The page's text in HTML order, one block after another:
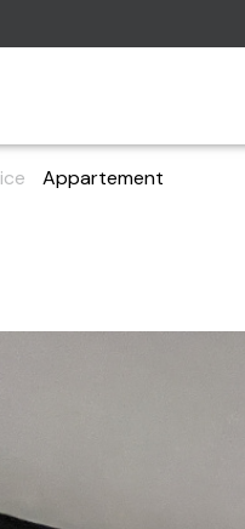
Nice Appartement